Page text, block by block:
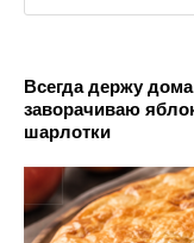
Всегда держу
заворачиваю
шарлотки